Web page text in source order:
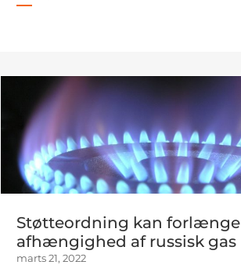
Støtteordning kan forlænge
afhængighed af russisk gas
marts 21, 2022